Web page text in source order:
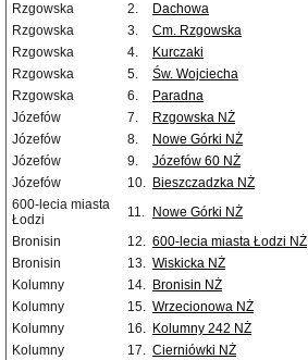
Rzgowska
2. Dachowa
Rzgowska
3. Cm. Rzgowska
Rzgowska
4. Kurczaki
Rzgowska
5. Św. Wojciecha
Rzgowska
6. Paradna
Józefów
7. Rzgowska NŻ
Józefów
8. Nowe Górki NŻ
Józefów
9. Józefów 60 NŻ
Józefów
10. Bieszczadzka NŻ
600-lecia miasta
Łodzi
11. Nowe Górki NŻ
Bronisin 12. 600-lecia miasta Łodzi NŻ
Bronisin
13. Wiskicka NŻ
Kolumny
14. Bronisin NŻ
Kolumny
15. Wrzecionowa NŻ
Kolumny
16. Kolumny 242 NŻ
Kolumny
17. Cierniówki NŻ